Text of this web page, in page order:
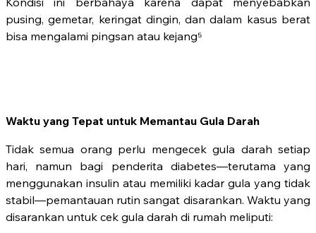
pusing, gemetar, keringat dingin, dan dalam kasus berat
bisa mengalami pingsan atau kejang⁵
Waktu yang Tepat untuk Memantau Gula Darah
Tidak semua orang perlu mengecek gula darah setiap
hari, namun bagi penderita diabetes—terutama yang
menggunakan insulin atau memiliki kadar gula yang tidak
stabil—pemantauan rutin sangat disarankan. Waktu yang
disarankan untuk cek gula darah di rumah meliputi: